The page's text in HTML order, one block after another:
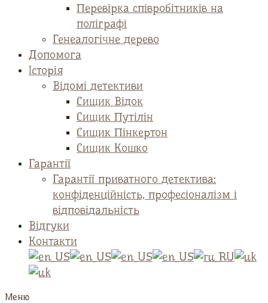
Перевірка співробітників на
поліграфі
Генеалогічне дерево
Допомога
Історія
Відомі детективи
Сищик Відок
Сищик Путілін
Сищик Пінкертон
Сищик Кошко
Гарантії
Гарантії приватного детектива:
конфіденційність, професіоналізм і
відповідальність
Відгуки
Контакти
Меню